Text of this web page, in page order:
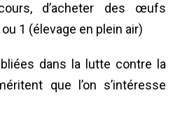
d’acheter des œufs
1 (élevage en plein air)
dans la lutte contre la
que l’on s’intéresse